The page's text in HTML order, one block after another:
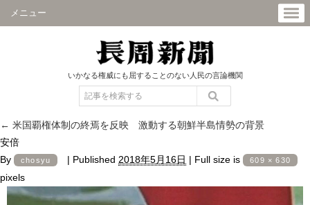
メニュー
いかなる権威にも屈することのない人民の言論機関
← 米国覇権体制の終焉を反映 激動する朝鮮半島情勢の背景
安倍
By
chosyu | Published 2018年5月16日 | Full size is 609 × 630
pixels